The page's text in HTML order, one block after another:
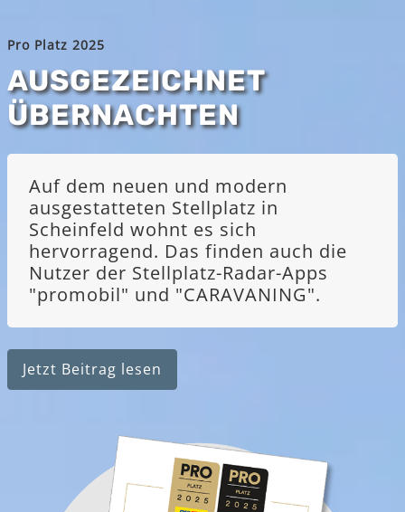
Pro Platz 2025
AUSGEZEICHNET
ÜBERNACHTEN
Auf dem neuen und modern
ausgestatteten Stellplatz in
Scheinfeld wohnt es sich
hervorragend. Das finden auch die
Nutzer der Stellplatz-Radar-Apps
"promobil" und "CARAVANING".
Jetzt Beitrag lesen